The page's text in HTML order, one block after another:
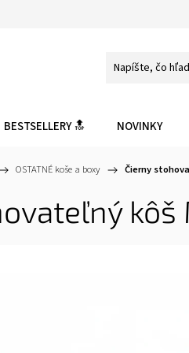
BESTSELLERY 🔝 NOVINKY
OSTATNÉ koše a boxy / Čierny
kôš